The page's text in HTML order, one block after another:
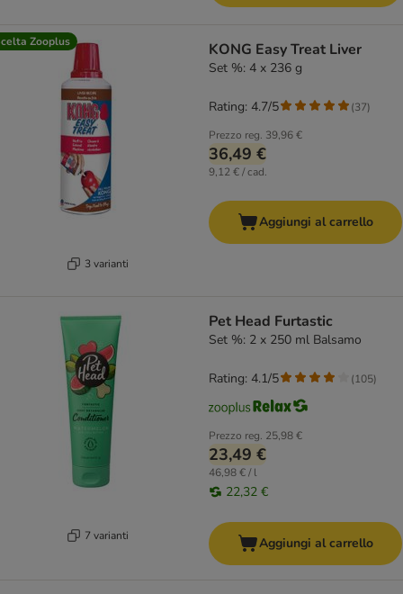
Zooplus
3 varianti
KONG Easy Treat Liver
Set %: 4 x 236 g
Prezzo reg. 39,96 €
36,49 €
9,12 € / cad.
Rating: 4.7/5 (37)
Aggiungi al carrello
7 varianti
Pet Head Furtastic
Set %: 2 x 250 ml Balsamo
Prezzo reg. 25,98 €
23,49 €
46,98 € / l
22,32 €
Rating: 4.1/5 (105)
Aggiungi al carrello